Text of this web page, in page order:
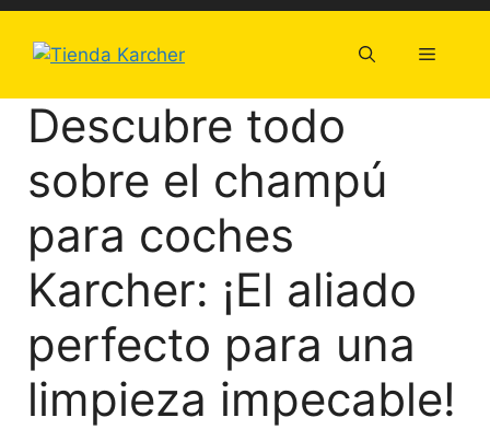
Saltar
contenido
Menú
Descubre todo
sobre el champú
para coches
Karcher: ¡El aliado
perfecto para una
limpieza impecable!